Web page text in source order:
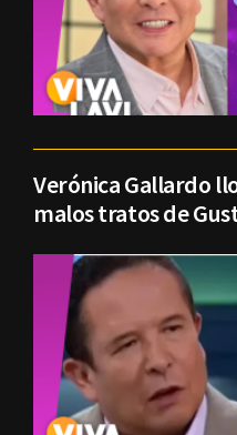
Verónica Gallardo
malos tratos de